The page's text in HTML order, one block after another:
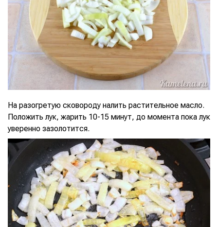
На разогретую сковороду налить растительное масло.
Положить лук, жарить 10-15 минут, до момента пока лук
уверенно зазолотится.